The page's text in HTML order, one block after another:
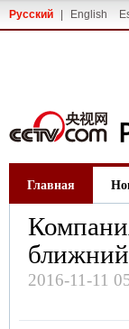
Русский English
Главная
2016-11-11